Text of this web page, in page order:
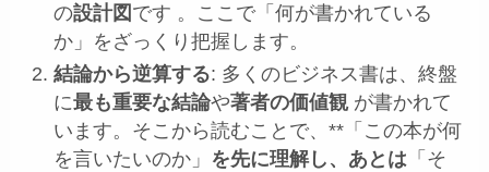
の設計図 です 。ここで「何が書かれている
か」をざっくり把握します。
結論から逆算する: 多くのビジネス書は、終盤
に最も重要な結論や著者の価値観が書かれて
います。そこから読むことで、**「この本が何
を言いたいのか」 を先に理解し、あとは 「そ